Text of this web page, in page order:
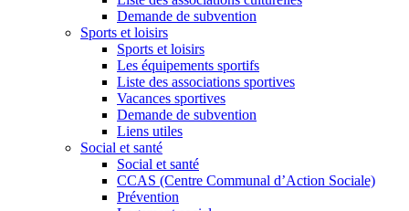
Demande de subvention
Sports et loisirs
Sports et loisirs
Les équipements sportifs
Liste des associations sportives
Vacances sportives
Demande de subvention
Liens utiles
Social et santé
Social et santé
CCAS (Centre Communal d’Action Sociale)
Prévention